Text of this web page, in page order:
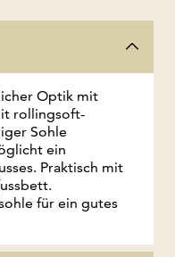
Optik mit
rollingsoft-
Sohle
ein
Praktisch mit
für ein gutes